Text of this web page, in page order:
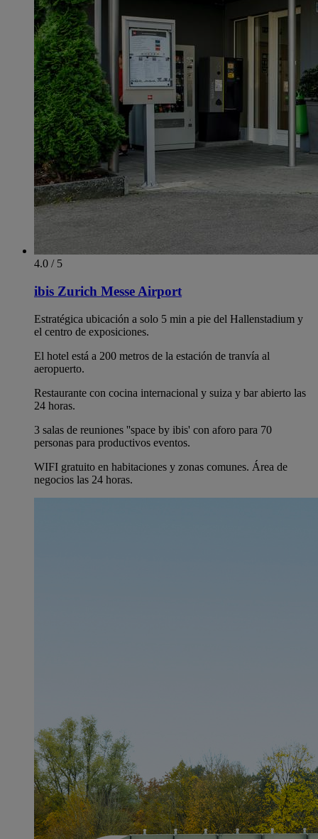
4.0 / 5
ibis Zurich Messe Airport
Estratégica ubicación a solo 5 min a pie del Hallenstadium y
el centro de exposiciones.
El hotel está a 200 metros de la estación de tranvía al
aeropuerto.
Restaurante con cocina internacional y suiza y bar abierto las
24 horas.
3 salas de reuniones ''space by ibis' con aforo para 70
personas para productivos eventos.
WIFI gratuito en habitaciones y zonas comunes. Área de
negocios las 24 horas.